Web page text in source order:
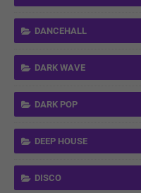
DANCEHALL
DARK WAVE
DARK POP
DEEP HOUSE
DISCO